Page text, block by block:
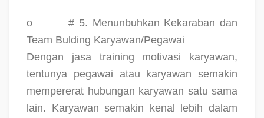
o
# 5. Menunbuhkan Kekaraban dan
Team Bulding Karyawan/Pegawai
Dengan jasa training motivasi karyawan,
tentunya pegawai atau karyawan semakin
mempererat hubungan karyawan satu sama
lain. Karyawan semakin kenal lebih dalam